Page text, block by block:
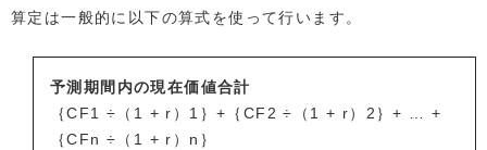
算定は一般的に以下の算式を使って行います。
予測期間内の現在価値合計
｛CF1 ÷（1 + r）1｝+｛CF2 ÷（1 + r）2｝+ … +
｛CFn ÷（1 + r）n｝